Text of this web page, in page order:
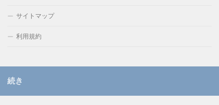
サイトマップ
利用規約
続き